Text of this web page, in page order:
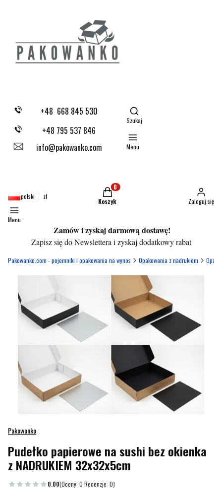
+48 668 845 530
+48 795 537 846
info@pakowanko.com
Otwórz wyszukiwarkę
Szukaj
Menu
polski zł Produkty w koszyku: 0. Zobacz szczegóły
Koszyk Zaloguj się
Menu
Zamów i zyskaj darmową dostawę!
Zapisz się do Newslettera i zyskaj dodatkowy rabat
Pakowanko.com - pojemniki i opakowania na wynos Opakowania z nadrukiem
Pakowanko
Pudełko papierowe na sushi bez okienka
z NADRUKIEM 32x32x5cm
0.00(Oceny: 0 Recenzje: 0)